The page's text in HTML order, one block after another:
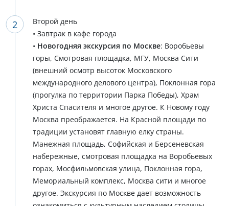
Второй день
• Завтрак в кафе города
• Новогодняя экскурсия по Москве: Воробьевы
горы, Смотровая площадка, МГУ, Москва Сити
(внешний осмотр высоток Московского
международного делового центра), Поклонная гора
(прогулка по территории Парка Победы), Храм
Христа Спасителя и многое другое. К Новому году
Москва преображается. На Красной площади по
традиции установят главную елку страны.
Манежная площадь, Софийская и Берсеневская
набережные, смотровая площадка на Воробьевых
горах, Мосфильмовская улица, Поклонная гора,
Мемориальный комплекс, Москва сити и многое
другое. Экскурсия по Москве дает возможность